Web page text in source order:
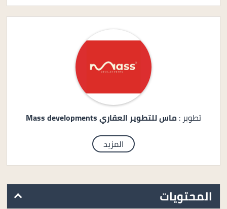
تطوير : ماس للتطوير العقاري Mass developments
المزيد
المحتويات